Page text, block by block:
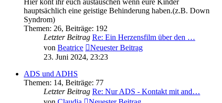
hauptsächlich eine geistige Behinderung haben.(z.B. Down
Syndrom)
Themen: 26, Beiträge: 192
Letzter Beitrag Re: Ein Herzensfilm über den …
von Beatrice
Neuester Beitrag
23. Juni 2024, 23:23
ADS und ADHS
Themen: 14, Beiträge: 77
Letzter Beitrag Re: Nur ADS - Kontakt mit and…